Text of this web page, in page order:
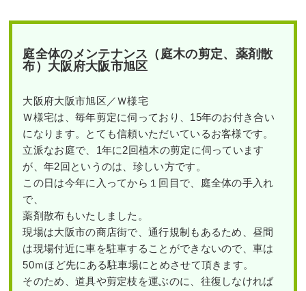
庭全体のメンテナンス（庭木の剪定、薬剤散
布）大阪府大阪市旭区
大阪府大阪市旭区／Ｗ様宅
Ｗ様宅は、毎年剪定に伺っており、15年のお付き合い
になります。とても信頼いただいているお客様です。
立派なお庭で、1年に2回植木の剪定に伺っています
が、年2回というのは、珍しい方です。
この日は今年に入ってから１回目で、庭全体の手入れ
で、
薬剤散布もいたしました。
現場は大阪市の商店街で、通行規制もあるため、昼間
は現場付近に車を駐車することができないので、車は
50ｍほど先にある駐車場にとめさせて頂きます。
そのため、道具や剪定枝を運ぶのに、往復しなければ